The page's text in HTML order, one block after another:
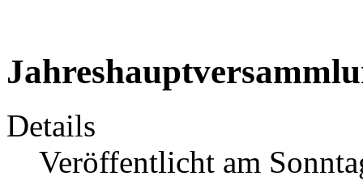
Details
Veröffentlicht am